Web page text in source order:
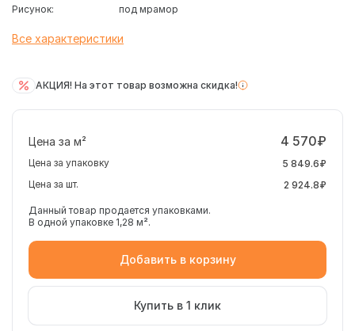
Рисунок:
под мрамор
Все характеристики
АКЦИЯ! На этот товар возможна скидка!
Цена за м² 4 570₽
Цена за упаковку
5 849.6₽
Цена за шт.
2 924.8₽
Данный товар продается упаковками.
В одной упаковке 1,28 м².
Добавить в корзину
Купить в 1 клик